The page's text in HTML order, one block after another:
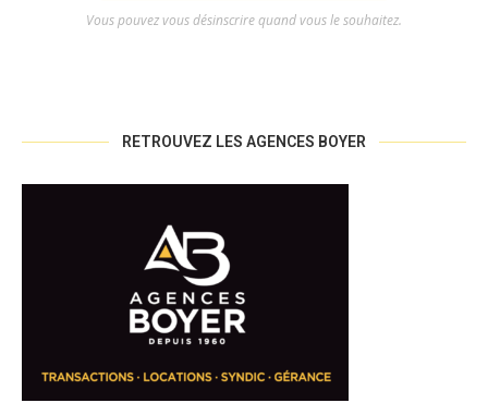
Vous pouvez vous désinscrire quand vous le souhaitez.
RETROUVEZ LES AGENCES BOYER